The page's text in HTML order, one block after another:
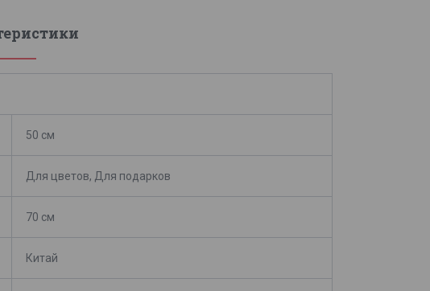
50 см
Для цветов, Для подарков
70 см
Китай